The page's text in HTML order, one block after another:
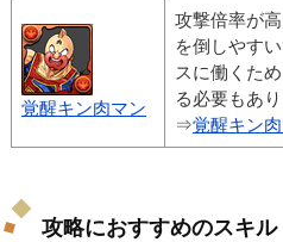
覚醒キン肉マン
攻撃倍率が
を倒しやす
スに働くた
る必要もあり
⇒覚醒キン
攻略におすすめのスキ